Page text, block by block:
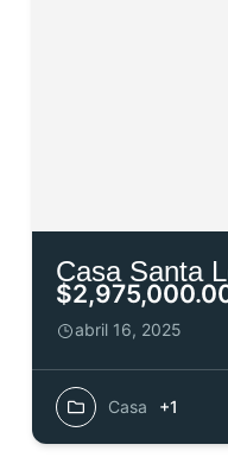
Casa Santa
abril 16, 2025
Casa +1